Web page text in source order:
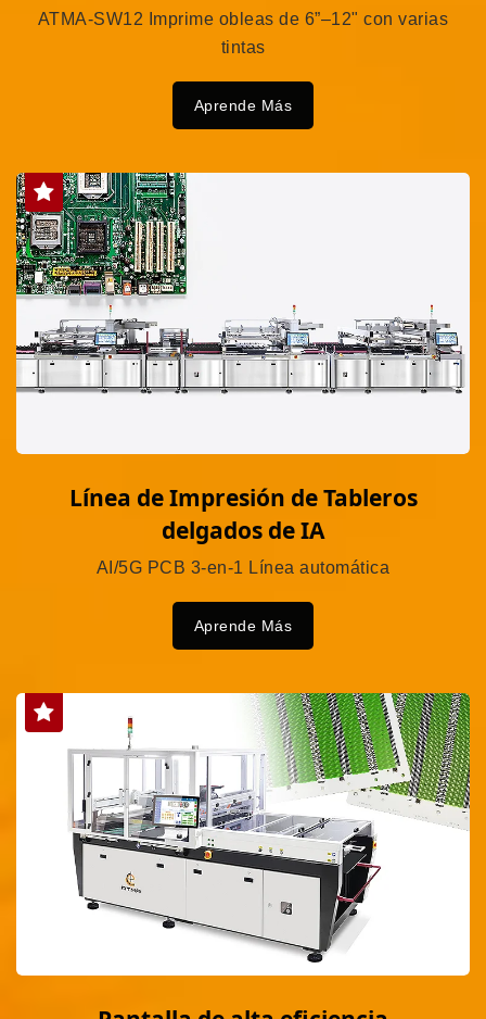
ATMA-SW12 Imprime obleas de 6”–12" con varias
tintas
Aprende Más
Línea de Impresión de Tableros
delgados de IA
AI/5G PCB 3-en-1 Línea automática
Aprende Más